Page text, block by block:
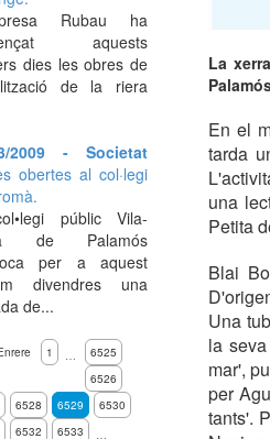
La
En el
tarda
una
Petita
Blai
Una
la
mar',
per
tants'.
Rubau ha
aquests
dies les obres de
de la riera
2009 - Societat
obertes al col·legi
públic Vila-
de Palamós
per a aquest
divendres una
de...
1 …
6525
6526
6528 6529
6530
6532 6533
…